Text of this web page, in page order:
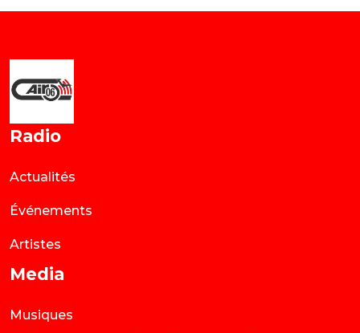
Radio
Actualités
Événements
Artistes
Media
Musiques